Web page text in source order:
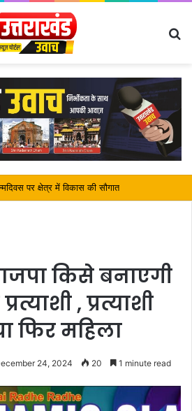
किसे बनाएगी
, प्रत्याशी
फिर महिला
24, 2024 20 1 minute read